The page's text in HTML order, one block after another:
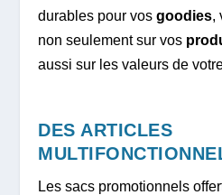
durables pour vosgoodies,
non seulement sur vos
aussi sur les valeurs de
DES ARTICLES
Les sacs promotionnels